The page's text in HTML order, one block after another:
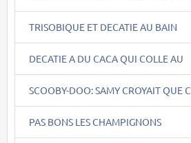
TRISOBIQUE ET DECATIE AU BAIN
DECATIE A DU CACA QUI COLLE AU
SCOOBY-DOO: SAMY CROYAIT QUE C
PAS BONS LES CHAMPIGNONS